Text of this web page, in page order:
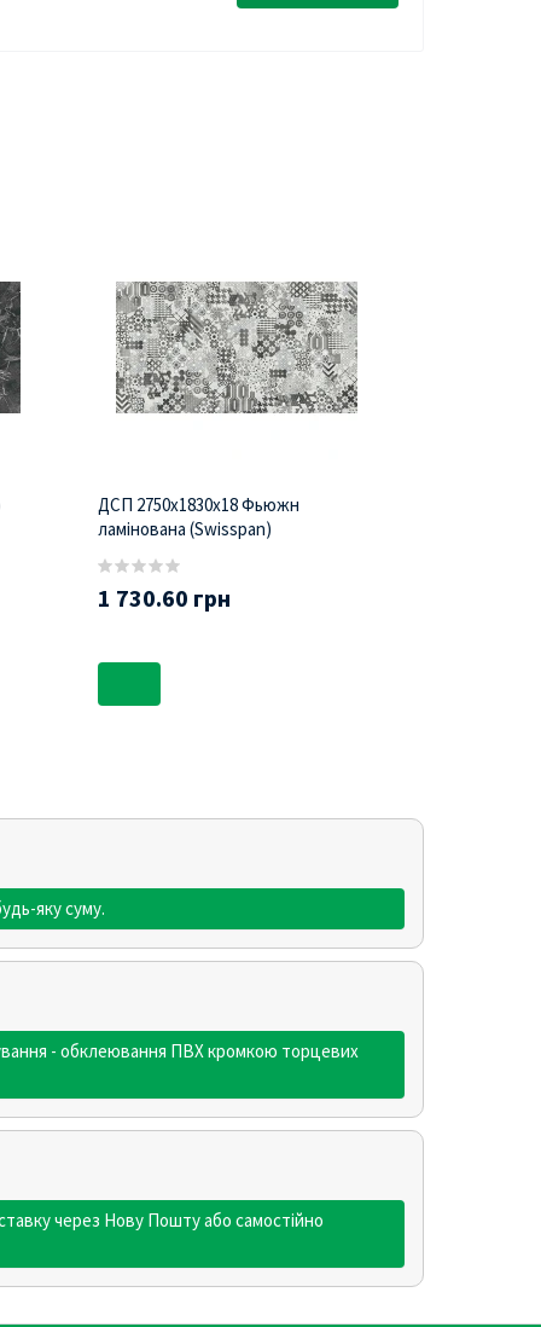
ДСП 2750х1830х18 Фьюжн
ламінована (Swisspan)
1 730.60 грн
яку суму.
- обклеювання ПВХ кромкою торцевих
через Нову Пошту або самостійно